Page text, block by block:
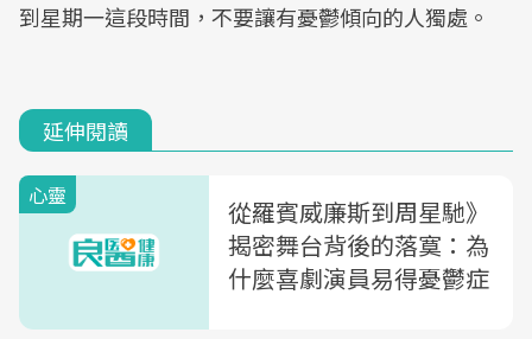
到星期一這段時間，不要讓有憂鬱傾向的人獨處。
延伸閱讀
心靈
從羅賓威廉斯到周星馳》
揭密舞台背後的落寞：為
什麼喜劇演員易得憂鬱症